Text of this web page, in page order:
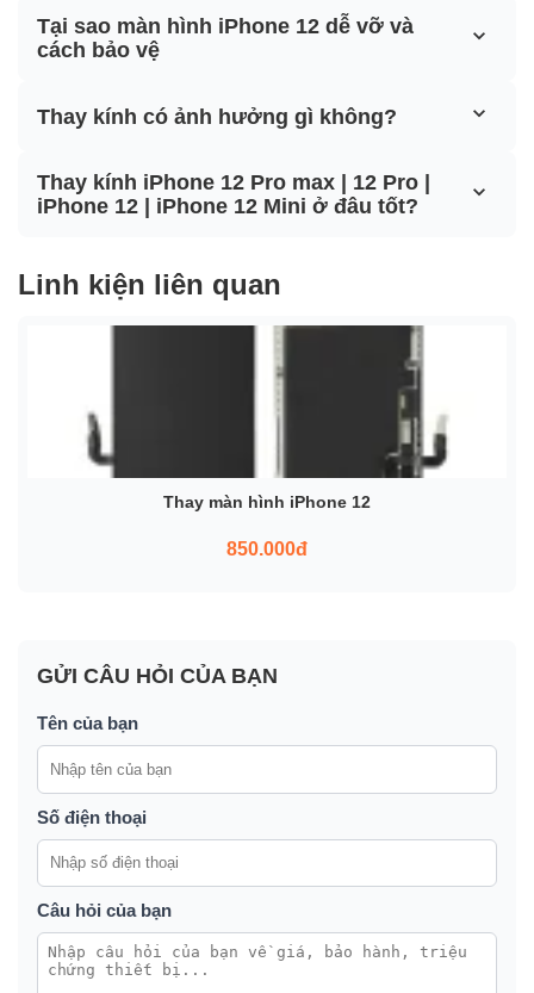
Tại sao màn hình iPhone 12 dễ vỡ và
cách bảo vệ
Thay kính có ảnh hưởng gì không?
Thay kính iPhone 12 Pro max | 12 Pro |
iPhone 12 | iPhone 12 Mini ở đâu tốt?
Linh kiện liên quan
Thay màn hình iPhone 12
850.000đ
GỬI CÂU HỎI CỦA BẠN
Tên của bạn
Số điện thoại
Câu hỏi của bạn